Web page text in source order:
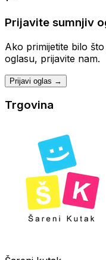
Prijavite sumnjiv
Ako primijetite bilo
oglasu, prijavite nam.
Prijavi oglas →
Trgovina